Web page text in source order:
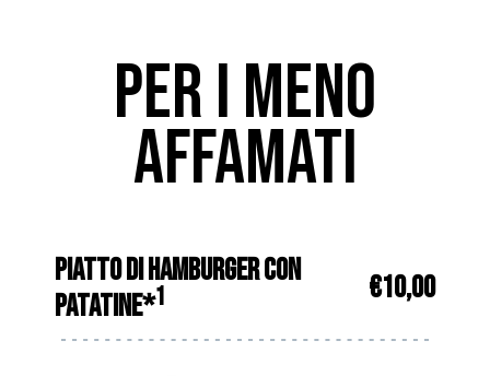
PER I MENO
AFFAMATI
PIATTO DI HAMBURGER CON
PATATINE*1 €10,00